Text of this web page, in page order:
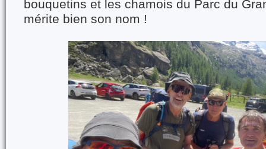
bouquetins et les chamois du Parc du
mérite bien son nom !